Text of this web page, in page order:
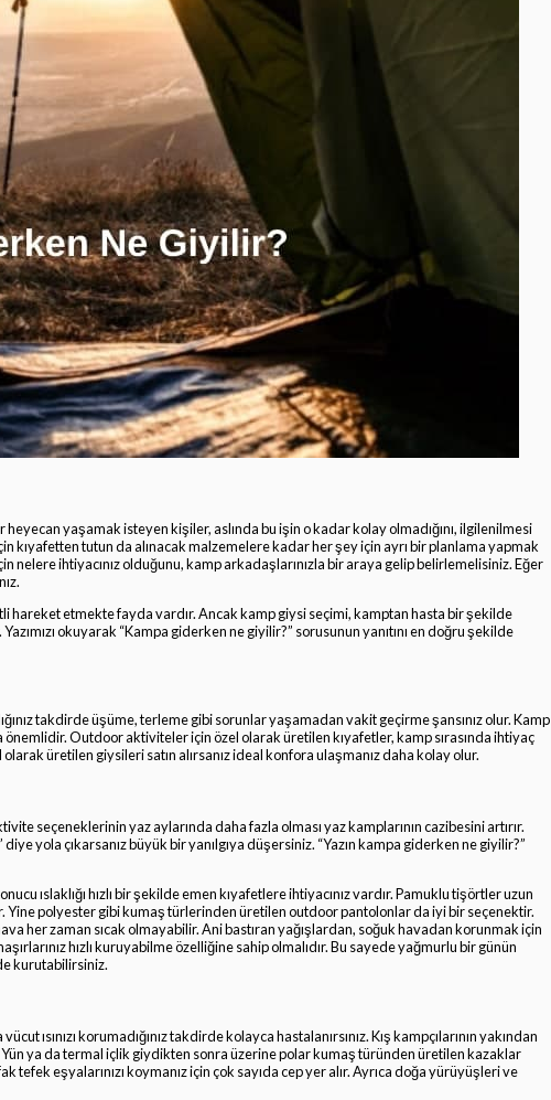
yaşamak isteyen kişiler, aslında bu işin o kadar kolay olmadığını, ilgilenilmesi
tutun da alınacak malzemelere kadar her şey için ayrı bir planlama yapmak
nelere ihtiyacınız olduğunu, kamp arkadaşlarınızla bir araya gelip belirlemelisiniz. Eğer
hareket etmekte fayda vardır. Ancak kamp giysi seçimi, kamptan hasta bir şekilde
okuyarak “Kampa giderken ne giyilir?” sorusunun yanıtını en doğru şekilde
takdirde üşüme, terleme gibi sorunlar yaşamadan vakit geçirme şansınız olur. Kamp
önemlidir. Outdoor aktiviteler için özel olarak üretilen kıyafetler, kamp sırasında ihtiyaç
üretilen giysileri satın alırsanız ideal konfora ulaşmanız daha kolay olur.
seçeneklerinin yaz aylarında daha fazla olması yaz kamplarının cazibesini artırır.
yola çıkarsanız büyük bir yanılgıya düşersiniz. “Yazın kampa giderken ne giyilir?”
ıslaklığı hızlı bir şekilde emen kıyafetlere ihtiyacınız vardır. Pamuklu tişörtler uzun
Yine polyester gibi kumaş türlerinden üretilen outdoor pantolonlar da iyi bir seçenektir.
her zaman sıcak olmayabilir. Ani bastıran yağışlardan, soğuk havadan korunmak için
hızlı kuruyabilme özelliğine sahip olmalıdır. Bu sayede yağmurlu bir günün
kurutabilirsiniz.
ısınızı korumadığınız takdirde kolayca hastalanırsınız. Kış kampçılarının yakından
Yün ya da termal içlik giydikten sonra üzerine polar kumaş türünden üretilen kazaklar
eşyalarınızı koymanız için çok sayıda cep yer alır. Ayrıca doğa yürüyüşleri ve